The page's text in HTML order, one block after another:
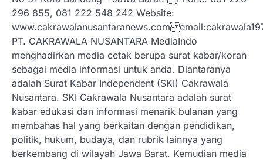
296 855, 081 222 548 242 Website:
www.cakrawalanusantaranews.com
PT. CAKRAWALA NUSANTARA MediaIndo
menghadirkan media cetak berupa surat kabar/koran
sebagai media informasi untuk anda. Diantaranya
adalah Surat Kabar Independent (SKI) Cakrawala
Nusantara. SKI Cakrawala Nusantara adalah surat
kabar edukasi dan informasi menarik bulanan yang
membahas hal yang berkaitan dengan pendidikan,
politik, hukum, budaya, dan rubrik lainnya yang
berkembang di wilayah Jawa Barat. Kemudian media